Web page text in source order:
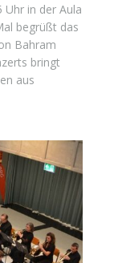
Uhr in der Aula
begrüßt das
Bahram
bringt
aus